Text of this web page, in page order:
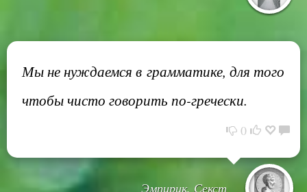
Мы не нуждаемся в грамматике, для того
чтобы чисто говорить по-гречески.
0
Эмпирик, Секст